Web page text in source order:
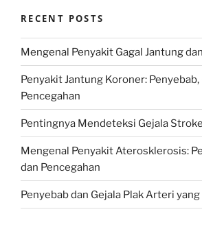
RECENT POSTS
Mengenal Penyakit Gagal Jantung
Penyakit Jantung Koroner: Penyebab,
Pencegahan
Pentingnya Mendeteksi Gejala
Mengenal Penyakit Aterosklerosis:
dan Pencegahan
Penyebab dan Gejala Plak Arteri